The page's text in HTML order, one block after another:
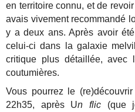
en territoire connu, et de
avais vivement recommandé
y a deux ans. Après avoir
celui-ci dans la galaxie
critique plus détaillée, avec
coutumières.
Vous pourrez le
22h35, après Un flic (que